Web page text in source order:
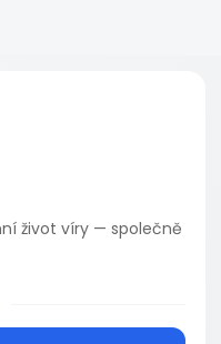
život víry — společně